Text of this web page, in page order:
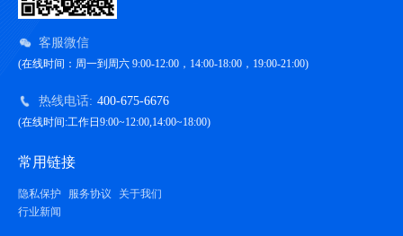
客服微信
(在线时间：周一到周六 9:00-12:00，14:00-18:00，19:00-21:00)
热线电话: 400-675-6676
(在线时间:工作日9:00~12:00,14:00~18:00)
常用链接
隐私保护 服务协议
关于我们
行业新闻